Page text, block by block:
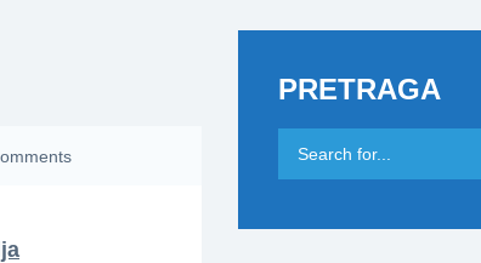
PRETRAGA